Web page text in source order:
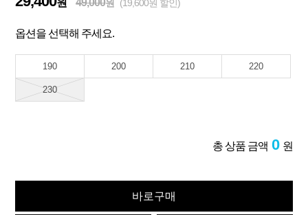
원 49,000원 (19,600원 할인)
옵션을 선택해 주세요.
190 200 210 220
230
총 상품 금액 0 원
바로구매